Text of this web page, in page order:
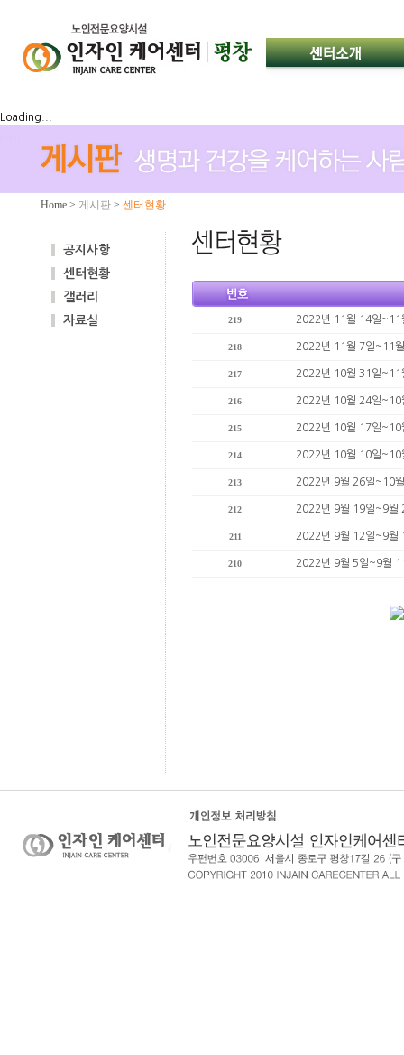
Loading...
Home > 게시판 > 센터현황
공지사항
센터현황
갤러리
자료실
219 2022년 11월 14일~11
218 2022년 11월 7일~11
217 2022년 10월 31일~11
216 2022년 10월 24일~10
215 2022년 10월 17일~10
214 2022년 10월 10일~10
213 2022년 9월 26일~10
212 2022년 9월 19일~9월
211 2022년 9월 12일~9월
210 2022년 9월 5일~9월